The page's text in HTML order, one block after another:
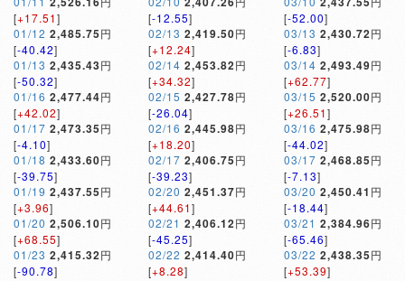
[+17.51]
01/12 2,485.75円
[-40.42]
01/13 2,435.43円
[-50.32]
01/16 2,477.44円
[+42.02]
01/17 2,473.35円
[-4.10]
01/18 2,433.60円
[-39.75]
01/19 2,437.55円
[+3.96]
01/20 2,506.10円
[+68.55]
01/23 2,415.32円
[-90.78]
[-12.55]
02/13 2,419.50円
[+12.24]
02/14 2,453.82円
[+34.32]
02/15 2,427.78円
[-26.04]
02/16 2,445.98円
[+18.20]
02/17 2,406.75円
[-39.23]
02/20 2,451.37円
[+44.61]
02/21 2,406.12円
[-45.25]
02/22 2,414.40円
[+8.28]
[-52.00]
03/13 2,430.72円
[-6.83]
03/14 2,493.49円
[+62.77]
03/15 2,520.00円
[+26.51]
03/16 2,475.98円
[-44.02]
03/17 2,468.85円
[-7.13]
03/20 2,450.41 円
[-18.44]
03/21 2,384.96円
[-65.46]
03/22 2,438.35円
[+53.39]